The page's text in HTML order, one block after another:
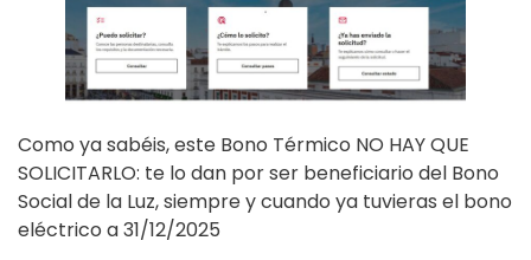
Como ya sabéis, este Bono Térmico NO HAY QUE
SOLICITARLO: te lo dan por ser beneficiario del Bono
Social de la Luz, siempre y cuando ya tuvieras el bono
eléctrico a 31/12/2025